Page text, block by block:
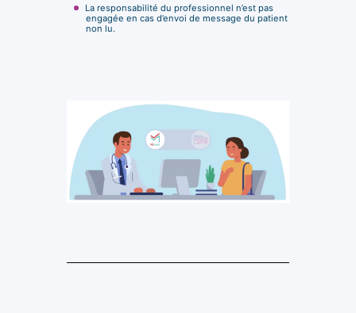
La responsabilité du professionnel n’est pas
engagée en cas d’envoi de message du patient
non lu.